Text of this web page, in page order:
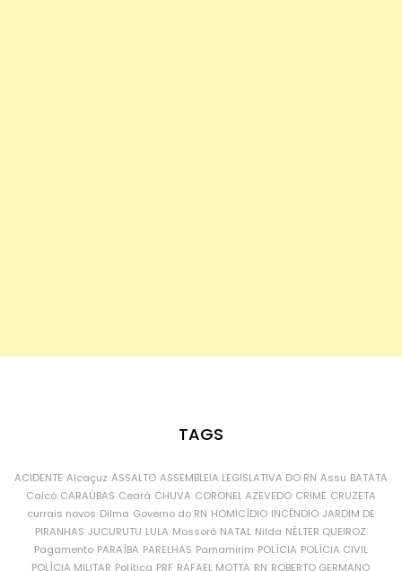
TAGS
ACIDENTE Alcaçuz ASSALTO ASSEMBLEIA LEGISLATIVA DO RN Assu BATATA
Caicó CARAÚBAS Ceará CHUVA CORONEL AZEVEDO CRIME CRUZETA
currais novos Dilma Governo do RN HOMICÍDIO INCÊNDIO JARDIM DE
PIRANHAS JUCURUTU LULA Mossoró NATAL Nilda NÉLTER QUEIROZ
Pagamento PARAÍBA PARELHAS Parnamirim POLÍCIA POLÍCIA CIVIL
POLÍCIA MILITAR Política PRF RAFAEL MOTTA RN ROBERTO GERMANO